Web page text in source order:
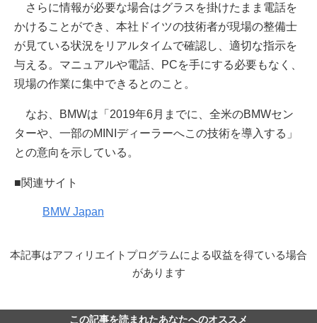
さらに情報が必要な場合はグラスを掛けたまま電話を
かけることができ、本社ドイツの技術者が現場の整備士
が見ている状況をリアルタイムで確認し、適切な指示を
与える。マニュアルや電話、PCを手にする必要もなく、
現場の作業に集中できるとのこと。
なお、BMWは「2019年6月までに、全米のBMWセン
ターや、一部のMINIディーラーへこの技術を導入する」
との意向を示している。
■関連サイト
BMW Japan
本記事はアフィリエイトプログラムによる収益を得ている場合
があります
この記事を読まれたあなたへのオススメ